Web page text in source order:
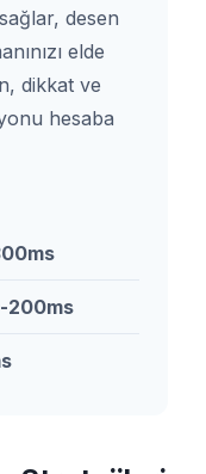
desen
elde
dikkat ve
hesaba
200ms